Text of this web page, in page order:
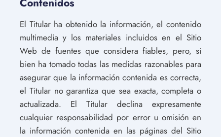
Contenidos
El Titular ha obtenido la información, el contenido
multimedia y los materiales incluidos en el Sitio
Web de fuentes que considera fiables, pero, si
bien ha tomado todas las medidas razonables para
asegurar que la información contenida es correcta,
el Titular no garantiza que sea exacta, completa o
actualizada. El Titular declina expresamente
cualquier responsabilidad por error u omisión en
la información contenida en las páginas del Sitio